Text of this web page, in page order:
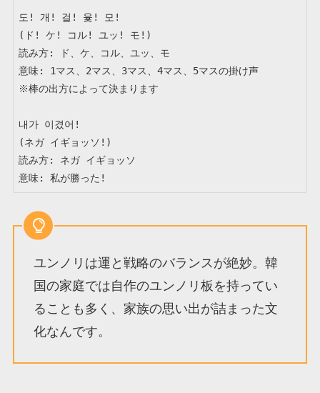
도! 개! 걸! 윷! 모!
(ド! ケ! コル! ユッ! モ!)
読み方: ド、ケ、コル、ユッ、モ
意味: 1マス、2マス、3マス、4マス、5マスの掛け声
※棒の出方によって決まります
내가 이겼어!
(ネガ イギョッソ!)
読み方: ネガ イギョッソ
意味: 私が勝った!
ユンノリは運と戦略のバランスが絶妙。韓
国の家庭では自作のユンノリ板を持ってい
ることも多く、家族の思い出が詰まった文
化なんです。